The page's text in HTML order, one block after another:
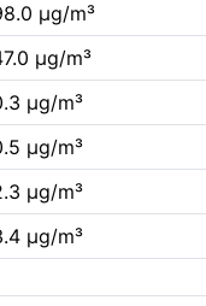
µg/m³
µg/m³
µg/m³
µg/m³
µg/m³
µg/m³